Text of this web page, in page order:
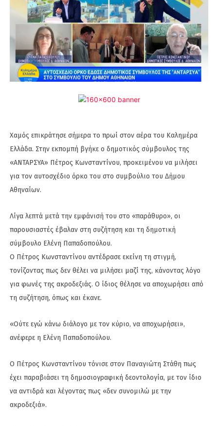
Χαμός επικράτησε σήμερα το πρωί στον αέρα του Καλημέρα
Ελλάδα. Στην εκπομπή βγήκε ο δημοτικός σύμβουλος της
«ΑΝΤΑΡΣΥΑ» Πέτρος Κωνσταντίνου, προκειμένου να μιλήσει
για τον αυτοσχέδιο όρκο του στο συμβούλιο του Δήμου
Αθηναίων.
Λίγα λεπτά μετά την εμφάνισή του στο «παράθυρο», οι
παρουσιαστές έβαλαν στη συζήτηση και τη δημοτική
σύμβουλο Ελένη Παπαδοπούλου.
Ο Πέτρος Κωνσταντίνου αντέδρασε εκείνη τη στιγμή,
τονίζοντας πως δεν θέλει να μιλήσει μαζί της, κάνοντας λόγο
για φωνές της ακροδεξιάς. Ο ίδιος θέλησε να αποχωρήσει από
τη συζήτηση, όπως και έκανε.
«Ούτε εγώ κάνω διάλογο με τον κύριο, να αποχωρήσει»,
ανέφερε η Ελένη Παπαδοπούλου.
Ο Πέτρος Κωνσταντίνου τόνισε στον Παναγιώτη Στάθη πως
έχει παραβιάσει τη δημοσιογραφική δεοντολογία, με τον ίδιο
να αντιδρά και λέγοντας πως «δεν συνομιλώ με την
ακροδεξιά».